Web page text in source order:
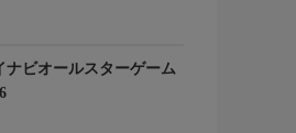
ナビオールスターゲーム